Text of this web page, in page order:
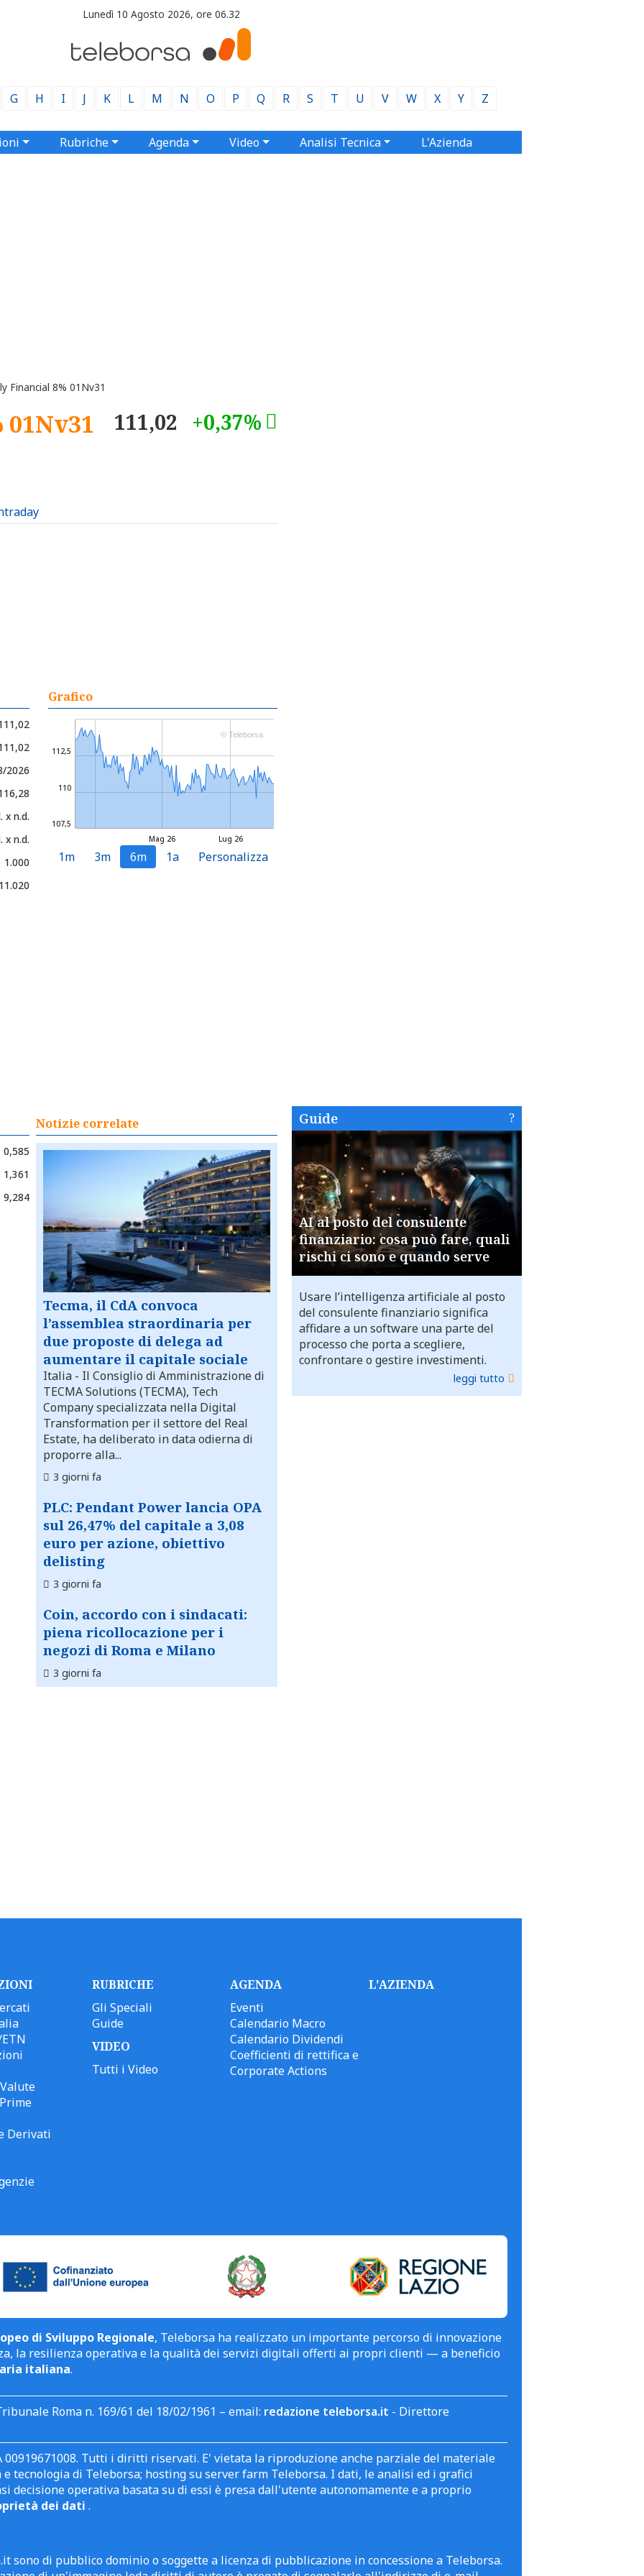
Lunedì 10 Agosto 2026, ore 06.32
G H I J K L M N O P Q R S T U V W X Y Z
Rubriche Agenda Video Analisi Tecnica L'Azienda
8% 01Nv31
111,02 +0,37%
2026
x n.d.
x n.d.
1.000
Grafico
Lug 26
Mag 26
107,5
110
112,5
© Teleborsa
1m 3m 6m 1a Personalizza
0,585
1,361
9,284
Notizie correlate
Tecma, il CdA convoca
l’assemblea straordinaria per
due proposte di delega ad
aumentare il capitale sociale
Italia - Il Consiglio di Amministrazione di
TECMA Solutions (TECMA), Tech
Company specializzata nella Digital
Transformation per il settore del Real
Estate, ha deliberato in data odierna di
proporre alla...
3 giorni fa
PLC: Pendant Power lancia OPA
sul 26,47% del capitale a 3,08
euro per azione, obiettivo
delisting
3 giorni fa
Coin, accordo con i sindacati:
piena ricollocazione per i
negozi di Roma e Milano
3 giorni fa
Guide
AI al posto del consulente
finanziario: cosa può fare, quali
rischi ci sono e quando serve
Usare l’intelligenza artificiale al posto
del consulente finanziario significa
affidare a un software una parte del
processo che porta a scegliere,
confrontare o gestire investimenti.
leggi tutto
Derivati
RUBRICHE
Gli Speciali
Guide
VIDEO
Tutti i Video
AGENDA
Eventi
Calendario Macro
Calendario Dividendi
Coefficienti di rettifica e
Corporate Actions
L'AZIENDA
di Sviluppo Regionale, Teleborsa ha realizzato un importante percorso di innovazione
la resilienza operativa e la qualità dei servizi digitali offerti ai propri clienti — a beneficio
italiana.
Roma n. 169/61 del 18/02/1961 – email: redazione teleborsa.it - Direttore
00919671008. Tutti i diritti riservati. E' vietata la riproduzione anche parziale del materiale
tecnologia di Teleborsa; hosting su server farm Teleborsa. I dati, le analisi ed i grafici
decisione operativa basata su di essi è presa dall'utente autonomamente e a proprio
dei dati .
sono di pubblico dominio o soggette a licenza di pubblicazione in concessione a Teleborsa.